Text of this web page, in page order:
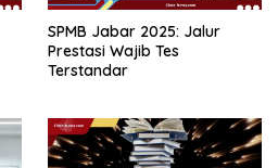
SPMB Jabar 2025: Jalur
Prestasi Wajib Tes
Terstandar